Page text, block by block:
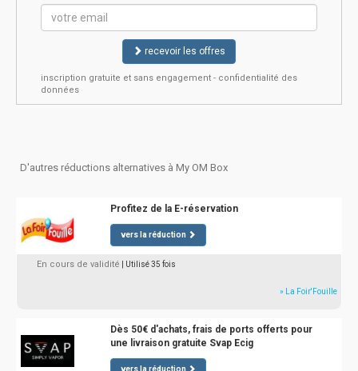
recevoir les offres
inscription gratuite et sans engagement - confidentialité des
données
D'autres réductions alternatives à My OM Box
Profitez de la E-réservation
vers la réduction
En cours de validité | Utilisé 35 fois
» La Foir'Fouille
Dès 50€ d'achats, frais de ports offerts pour
une livraison gratuite Svap Ecig
vers la réduction